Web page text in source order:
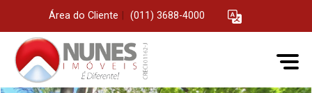
Área do Cliente (011) 3688-4000